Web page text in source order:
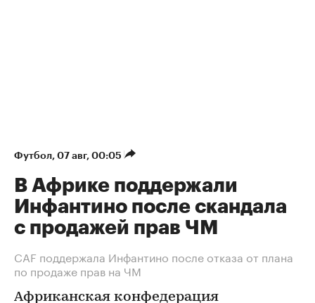
Футбол 07 авг, 00:05
В Африке поддержали
Инфантино после скандала
с продажей прав ЧМ
СAF поддержала Инфантино после отказа от плана
по продаже прав на ЧМ
Африканская конфедерация